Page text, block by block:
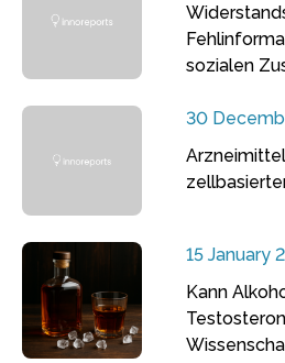
sozialen
30
15 January
Kann